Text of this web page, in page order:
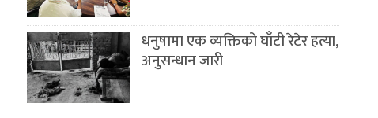
धनुषामा एक व्यक्तिको घाँटी रेटेर हत्या,
अनुसन्धान जारी